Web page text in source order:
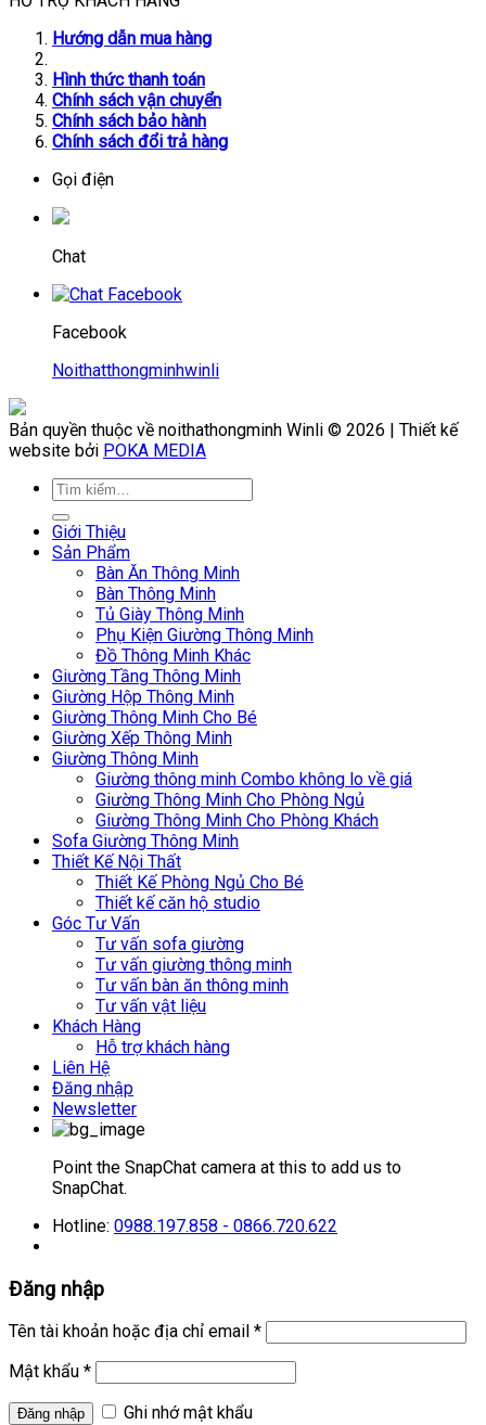
Hướng dẫn mua hàng
Hình thức thanh toán
Chính sách vận chuyển
Chính sách bảo hành
Chính sách đổi trả hàng
Gọi điện
Chat
Facebook
Noithatthongminhwinli
Bản quyền thuộc về noithathongminh Winli © 2026 | Thiết kế
website bởi POKA MEDIA
Giới Thiệu
Sản Phẩm
Bàn Ăn Thông Minh
Bàn Thông Minh
Tủ Giày Thông Minh
Phụ Kiện Giường Thông Minh
Đồ Thông Minh Khác
Giường Tầng Thông Minh
Giường Hộp Thông Minh
Giường Thông Minh Cho Bé
Giường Xếp Thông Minh
Giường Thông Minh
Giường thông minh Combo không lo về giá
Giường Thông Minh Cho Phòng Ngủ
Giường Thông Minh Cho Phòng Khách
Sofa Giường Thông Minh
Thiết Kế Nội Thất
Thiết Kế Phòng Ngủ Cho Bé
Thiết kế căn hộ studio
Góc Tư Vấn
Tư vấn sofa giường
Tư vấn giường thông minh
Tư vấn bàn ăn thông minh
Tư vấn vật liệu
Khách Hàng
Hỗ trợ khách hàng
Liên Hệ
Đăng nhập
Newsletter
Point the SnapChat camera at this to add us to
SnapChat.
Hotline: 0988.197.858 - 0866.720.622
Đăng nhập
Tên tài khoản hoặc địa chỉ email *
Mật khẩu *
Ghi nhớ mật khẩu